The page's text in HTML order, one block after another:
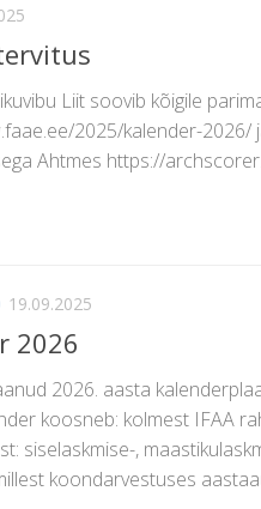
Liit soovib kõigile
2025/kalender-2026/
Ahtmes https://
19.09.2025
2026
2026. aasta
koosneb: kolmest IFAA
siselaskmise-,
koondarvestuses